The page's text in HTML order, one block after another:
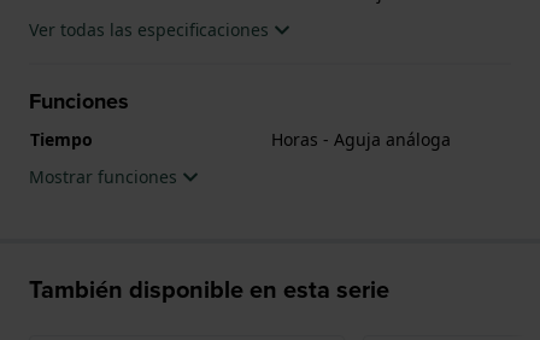
Ver todas las especificaciones
Funciones
Tiempo
Horas - Aguja análoga
Mostrar funciones
También disponible en esta serie